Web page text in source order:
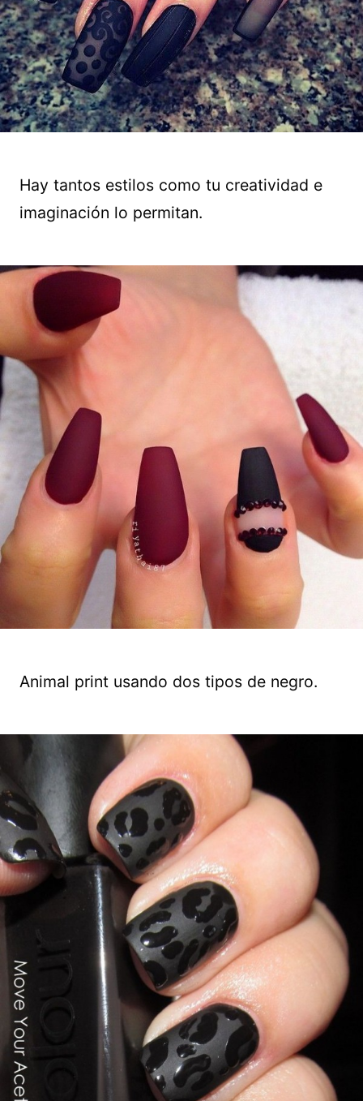
Hay tantos estilos como tu creatividad e
imaginación lo permitan.
Animal print usando dos tipos de negro.